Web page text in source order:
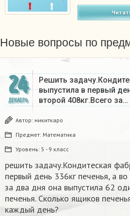
Новые вопросы по
24
ДЕКАБРЬ
Решить
выпустила в первый
второй 408кг.Всего за…
Автор: никиткаро
Предмет: Математика
Уровень: 5 - 9 класс
решить задачу.Кондитеская
первый день 336кг печенья, а
за два дня она выпустила 62
печенья. Сколько ящиков
каждый день?